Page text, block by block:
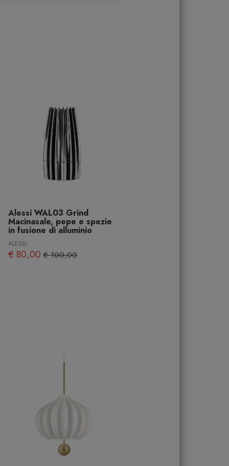
Alessi WAL03 Grind
Macinasale, pepe e spezie
in fusione di alluminio
ALESSI
€ 80,00 € 100,00